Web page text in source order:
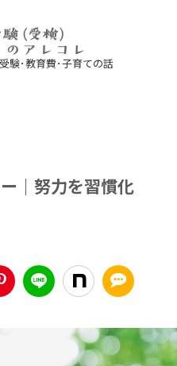
験･教育費･子育ての話
｜努力を習慣化